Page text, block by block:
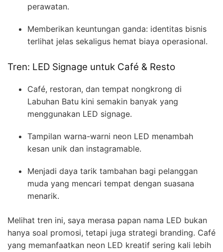
perawatan.
Memberikan keuntungan ganda: identitas bisnis
terlihat jelas sekaligus hemat biaya operasional.
Tren: LED Signage untuk Café & Resto
Café, restoran, dan tempat nongkrong di
Labuhan Batu kini semakin banyak yang
menggunakan LED signage.
Tampilan warna-warni neon LED menambah
kesan unik dan instagramable.
Menjadi daya tarik tambahan bagi pelanggan
muda yang mencari tempat dengan suasana
menarik.
Melihat tren ini, saya merasa papan nama LED bukan
hanya soal promosi, tetapi juga strategi branding. Café
yang memanfaatkan neon LED kreatif sering kali lebih